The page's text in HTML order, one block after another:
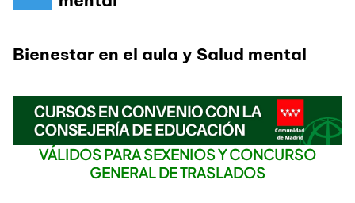
Bienestar en el aula y Salud mental
VÁLIDOS PARA SEXENIOS Y CONCURSO
GENERAL DE TRASLADOS